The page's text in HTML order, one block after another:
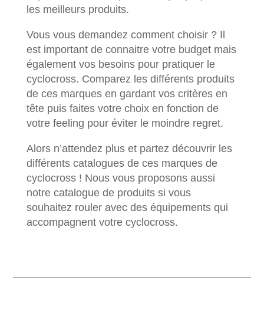
les meilleurs produits.
Vous vous demandez comment choisir ? Il
est important de connaitre votre budget mais
également vos besoins pour pratiquer le
cyclocross. Comparez les différents produits
de ces marques en gardant vos critères en
tête puis faites votre choix en fonction de
votre feeling pour éviter le moindre regret.
Alors n’attendez plus et partez découvrir les
différents catalogues de ces marques de
cyclocross ! Nous vous proposons aussi
notre catalogue de produits si vous
souhaitez rouler avec des équipements qui
accompagnent votre cyclocross.